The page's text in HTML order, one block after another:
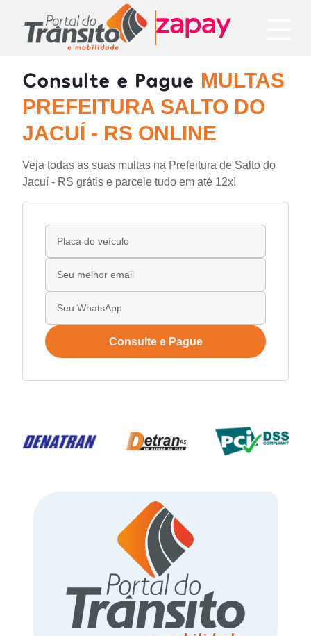
Consulte e Pague MULTAS
PREFEITURA SALTO DO
JACUÍ - RS ONLINE
Veja todas as suas multas na Prefeitura de Salto do
Jacuí - RS grátis e parcele tudo em até 12x!
Consulte e Pague